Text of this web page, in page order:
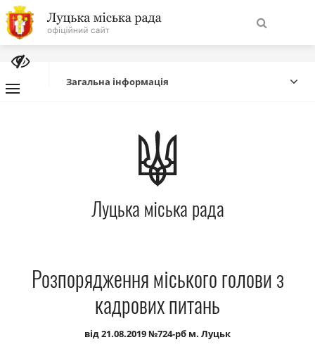
На
головну
Про місто
Міська влада
Міська рада
Публічна інформація
Прозорість влади
Загальна інформація
Луцька міська рада
Розпорядження міського голови з
кадрових питань
від 21.08.2019 №724-рб м. Луцьк